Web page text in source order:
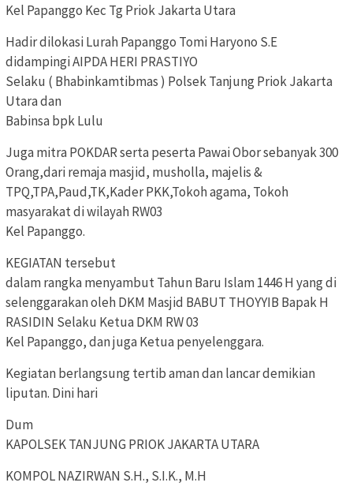
Kel Papanggo Kec Tg Priok Jakarta Utara
Hadir dilokasi Lurah Papanggo Tomi Haryono S.E
didampingi AIPDA HERI PRASTIYO
Selaku ( Bhabinkamtibmas ) Polsek Tanjung Priok Jakarta
Utara dan
Babinsa bpk Lulu
Juga mitra POKDAR serta peserta Pawai Obor sebanyak 300
Orang,dari remaja masjid, musholla, majelis &
TPQ,TPA,Paud,TK,Kader PKK,Tokoh agama, Tokoh
masyarakat di wilayah RW03
Kel Papanggo.
KEGIATAN tersebut
dalam rangka menyambut Tahun Baru Islam 1446 H yang di
selenggarakan oleh DKM Masjid BABUT THOYYIB Bapak H
RASIDIN Selaku Ketua DKM RW 03
Kel Papanggo, dan juga Ketua penyelenggara.
Kegiatan berlangsung tertib aman dan lancar demikian
liputan. Dini hari
Dum
KAPOLSEK TANJUNG PRIOK JAKARTA UTARA
KOMPOL NAZIRWAN S.H., S.I.K., M.H